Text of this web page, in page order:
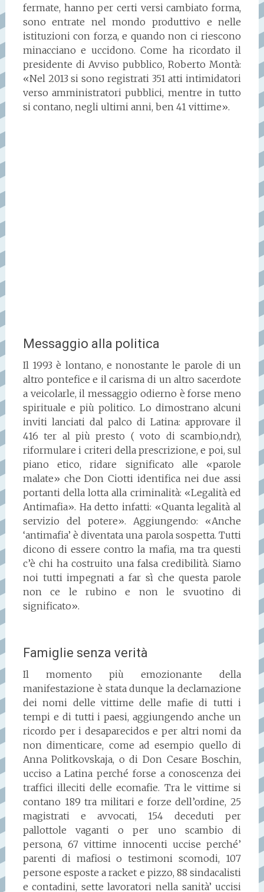
fermate, hanno per certi versi cambiato forma,
sono entrate nel mondo produttivo e nelle
istituzioni con forza, e quando non ci riescono
minacciano e uccidono. Come ha ricordato il
presidente di Avviso pubblico, Roberto Montà:
«Nel 2013 si sono registrati 351 atti intimidatori
verso amministratori pubblici, mentre in tutto
si contano, negli ultimi anni, ben 41 vittime».
Messaggio alla politica
Il 1993 è lontano, e nonostante le parole di un
altro pontefice e il carisma di un altro sacerdote
a veicolarle, il messaggio odierno è forse meno
spirituale e più politico. Lo dimostrano alcuni
inviti lanciati dal palco di Latina: approvare il
416 ter al più presto ( voto di scambio,ndr),
riformulare i criteri della prescrizione, e poi, sul
piano etico, ridare significato alle «parole
malate» che Don Ciotti identifica nei due assi
portanti della lotta alla criminalità: «Legalità ed
Antimafia». Ha detto infatti: «Quanta legalità al
servizio del potere». Aggiungendo: «Anche
‘antimafia’ è diventata una parola sospetta. Tutti
dicono di essere contro la mafia, ma tra questi
c’è chi ha costruito una falsa credibilità. Siamo
noi tutti impegnati a far sì che questa parole
non ce le rubino e non le svuotino di
significato».
Famiglie senza verità
Il momento più emozionante della
manifestazione è stata dunque la declamazione
dei nomi delle vittime delle mafie di tutti i
tempi e di tutti i paesi, aggiungendo anche un
ricordo per i desaparecidos e per altri nomi da
non dimenticare, come ad esempio quello di
Anna Politkovskaja, o di Don Cesare Boschin,
ucciso a Latina perché forse a conoscenza dei
traffici illeciti delle ecomafie. Tra le vittime si
contano 189 tra militari e forze dell’ordine, 25
magistrati e avvocati, 154 deceduti per
pallottole vaganti o per uno scambio di
persona, 67 vittime innocenti uccise perché’
parenti di mafiosi o testimoni scomodi, 107
persone esposte a racket e pizzo, 88 sindacalisti
e contadini, sette lavoratori nella sanità’ uccisi